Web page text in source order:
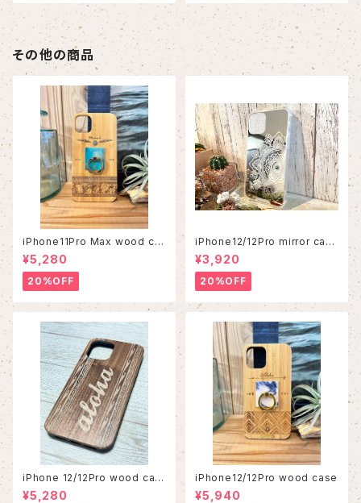
その他の商品
iPhone11Pro Max wood ca
se
¥5,280
20%OFF
iPhone12/12Pro mirror cas
e
¥3,920
20%OFF
iPhone 12/12Pro wood cas
e
¥5,280
iPhone12/12Pro wood case
¥5,940